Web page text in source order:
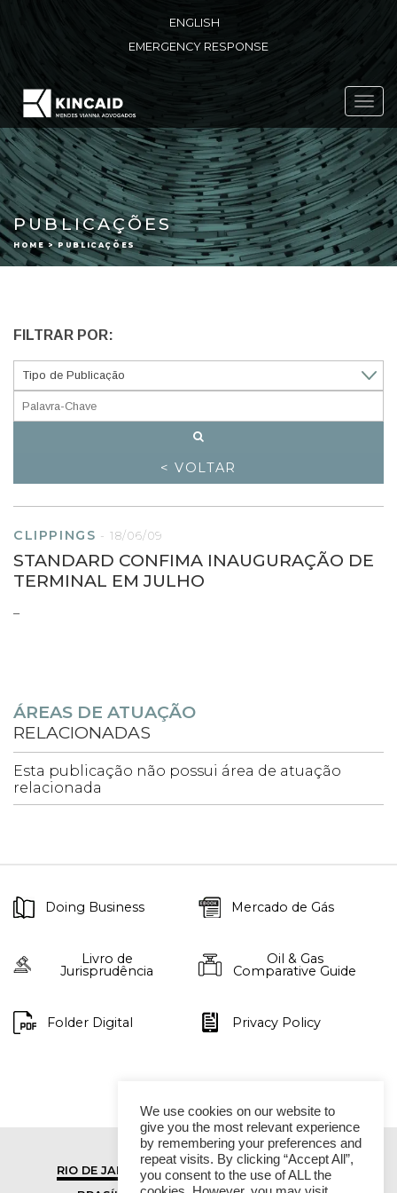
ENGLISH
EMERGENCY RESPONSE
PUBLICAÇÕES
HOME > PUBLICAÇÕES
FILTRAR POR:
< VOLTAR
CLIPPINGS -18/06/09
STANDARD CONFIMA INAUGURAÇÃO DE
TERMINAL EM JULHO
–
ÁREAS DE ATUAÇÃO
RELACIONADAS
Esta publicação não possui área de atuação
relacionada
Doing Business Mercado de Gás
Livro de
Jurisprudência
Oil & Gas
Comparative Guide
Folder Digital Privacy Policy
RIO DE JANEIRO
SÃO PAULO
We use cookies on our website to
give you the most relevant experience
by remembering your preferences and
repeat visits. By clicking “Accept All”,
you consent to the use of ALL the